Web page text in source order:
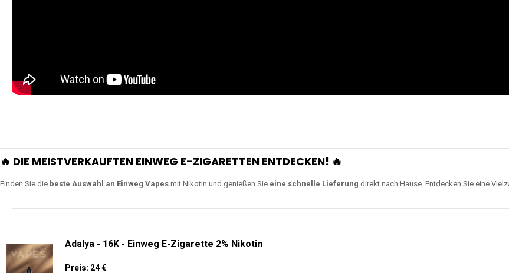
🔥 DIE MEISTVERKAUFTEN EINWEG E-ZIGARETTEN ENTDECKEN! 🔥
Finden Sie die beste Auswahl an Einweg Vapes mit Nikotin und genießen Sie eine schnelle Lieferung direkt nach Hause. Entdecken Sie eine
Adalya - 16K - Einweg E-Zigarette 2% Nikotin
Preis: 24 €